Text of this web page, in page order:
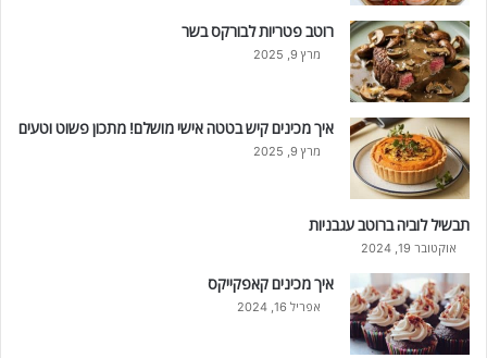
רוטב פטריות לבורקס בשר
מרץ 9, 2025
איך מכינים קיש בטטה אישי מושלם! מתכון פשוט וטעים
מרץ 9, 2025
תבשיל לוביה ברוטב עגבניות
אוקטובר 19, 2024
איך מכינים קאפקייקס
אפריל 16, 2024